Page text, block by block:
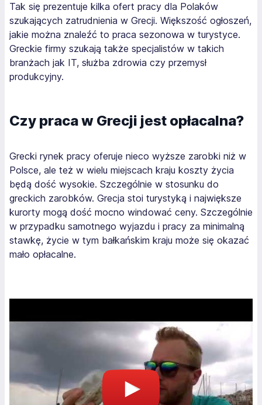
Tak się prezentuje kilka ofert pracy dla Polaków
szukających zatrudnienia w Grecji. Większość ogłoszeń,
jakie można znaleźć to praca sezonowa w turystyce.
Greckie firmy szukają także specjalistów w takich
branżach jak IT, służba zdrowia czy przemysł
produkcyjny.
Czy praca w Grecji jest opłacalna?
Grecki rynek pracy oferuje nieco wyższe zarobki niż w
Polsce, ale też w wielu miejscach kraju koszty życia
będą dość wysokie. Szczególnie w stosunku do
greckich zarobków. Grecja stoi turystyką i największe
kurorty mogą dość mocno windować ceny. Szczególnie
w przypadku samotnego wyjazdu i pracy za minimalną
stawkę, życie w tym bałkańskim kraju może się okazać
mało opłacalne.